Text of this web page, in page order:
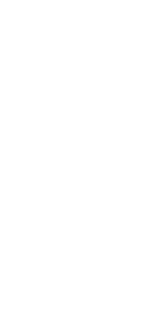
LP 550-
LEXUS
PT
BENZ